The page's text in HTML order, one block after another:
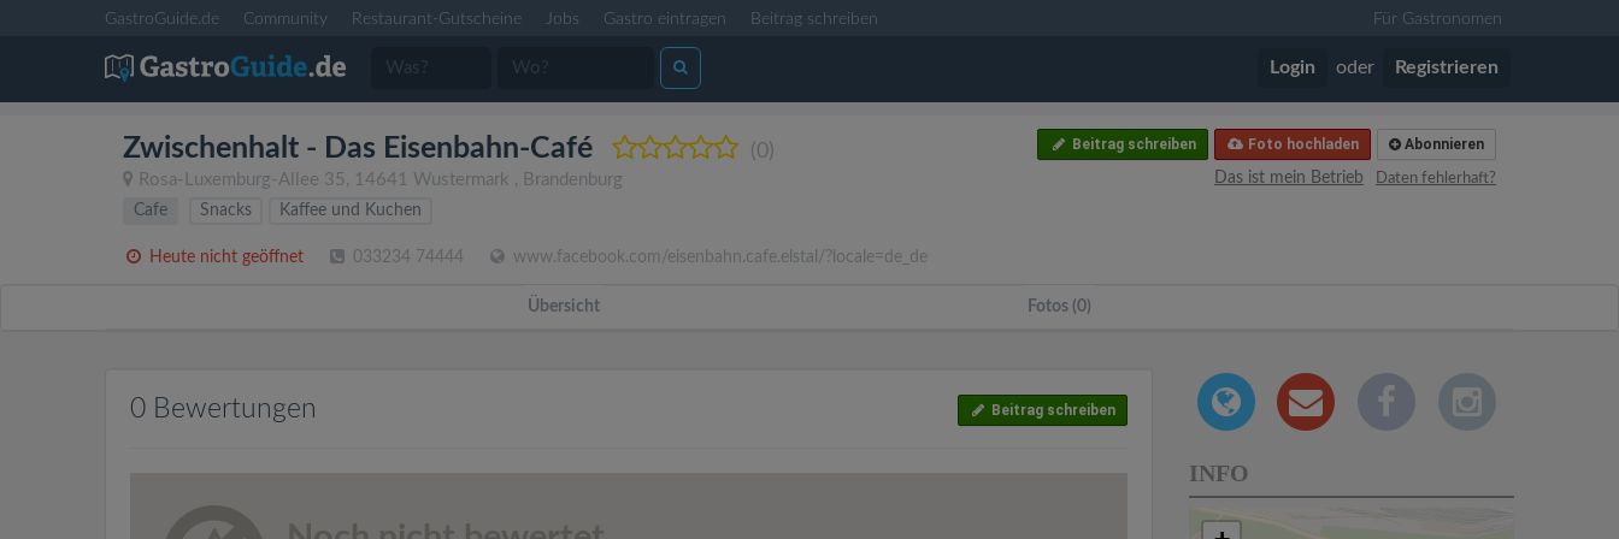
GastroGuide.de Community Restaurant-Gutscheine Jobs Gastro eintragen Beitrag schreiben Für Gastronomen
Login oder Registrieren
Zwischenhalt - Das Eisenbahn-Café (0)
Rosa-Luxemburg-Allee 35 , 14641 Wustermark , Brandenburg
Abonnieren
Foto hochladen
Beitrag schreiben
Daten fehlerhaft?
Das ist mein Betrieb
Cafe
Snacks Kaffee und Kuchen
Heute nicht geöffnet 033234 74444 www.facebook.com/eisenbahn.cafe.elstal/?locale=de_de
Übersicht Fotos (0)
0 Bewertungen Beitrag schreiben
INFO